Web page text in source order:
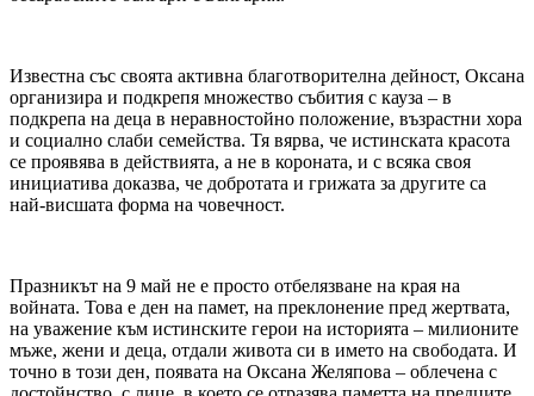
Известна със своята активна благотворителна дейност, Оксана
организира и подкрепя множество събития с кауза – в
подкрепа на деца в неравностойно положение, възрастни хора
и социално слаби семейства. Тя вярва, че истинската красота
се проявява в действията, а не в короната, и с всяка своя
инициатива доказва, че добротата и грижата за другите са
най-висшата форма на човечност.
Празникът на 9 май не е просто отбелязване на края на
войната. Това е ден на памет, на преклонение пред жертвата,
на уважение към истинските герои на историята – милионите
мъже, жени и деца, отдали живота си в името на свободата. И
точно в този ден, появата на Оксана Желяпова – облечена с